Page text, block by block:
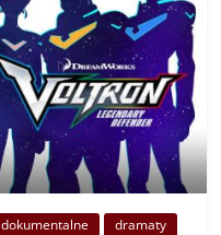
dokumentalne
dramaty